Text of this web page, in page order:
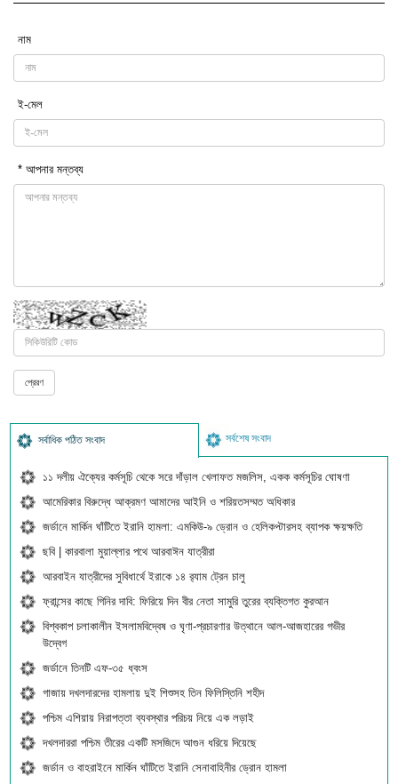
নাম
ই-মেল
* আপনার মন্তব্য
সর্বাধিক পঠিত সংবাদ সর্বশেষ সংবাদ
১১ দলীয় ঐক্যের কর্মসূচি থেকে সরে দাঁড়াল খেলাফত মজলিস, একক কর্মসূচির ঘোষণা
আমেরিকার বিরুদ্ধে আক্রমণ আমাদের আইনি ও শরিয়তসম্মত অধিকার
জর্ডানে মার্কিন ঘাঁটিতে ইরানি হামলা: এমকিউ-৯ ড্রোন ও হেলিকপ্টারসহ ব্যাপক ক্ষয়ক্ষতি
ছবি | কারবালা মুয়াল্লার পথে আরবাঈন যাত্রীরা
আরবাইন যাত্রীদের সুবিধার্থে ইরাকে ১৪ র‍্যাম ট্রেন চালু
ফ্রান্সের কাছে গিনির দাবি: ফিরিয়ে দিন বীর নেতা সামুরি তুরের ব্যক্তিগত কুরআন
বিশ্বকাপ চলাকালীন ইসলামবিদ্বেষ ও ঘৃণা-প্রচারণার উত্থানে আল-আজহারের গভীর
উদ্বেগ
জর্ডানে তিনটি এফ-৩৫ ধ্বংস
গাজায় দখলদারদের হামলায় দুই শিশুসহ তিন ফিলিস্তিনি শহীদ
পশ্চিম এশিয়ায় নিরাপত্তা ব্যবস্থার পরিচয় নিয়ে এক লড়াই
দখলদাররা পশ্চিম তীরের একটি মসজিদে আগুন ধরিয়ে দিয়েছে
জর্ডান ও বাহরাইনে মার্কিন ঘাঁটিতে ইরানি সেনাবাহিনীর ড্রোন হামলা